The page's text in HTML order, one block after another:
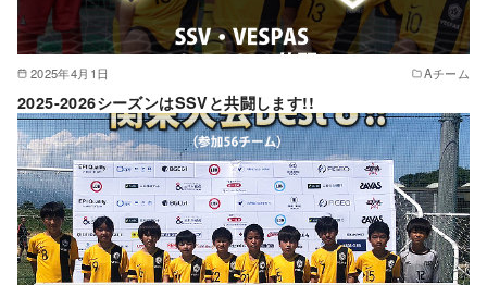
2025年4月1日 Aチーム
2025-2026シーズンはSSVと共闘します!!